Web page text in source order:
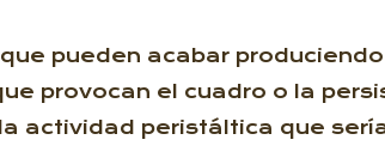
que pueden acabar
provocan el cuadro o la
actividad peristáltica que